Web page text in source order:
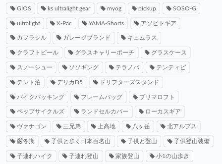
GIOS ks ultralight gear myog pickup SOSO-G
ultralight X-Pac YAMA-Shorts アソビトギア
カフラシル ガレージブランド キュムラス
クラフトビール グラスキャリーポーチ グラスケース
スノーシュー ソソギング テラノバ テンティピ
テント泊 デリカD5 ドリフターズスタンド
バイクパッキング フレームバッグ プリマロフト
ペップサイクルズ ランドセルカバー ローカスギア
ヴァナゴン 三兄弟 上高地 八ヶ岳 北アルプス
厳冬期 子供と歩く日本百名山 子供と登山 子供登山装備
子連れハイク 子連れ登山 家族登山 小1の山歩き